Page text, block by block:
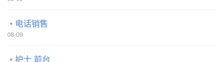
电话销售
08-09
护士 前台